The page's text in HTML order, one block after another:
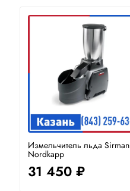
Измельчитель льда Sirman
Nordkapp
31 450 ₽